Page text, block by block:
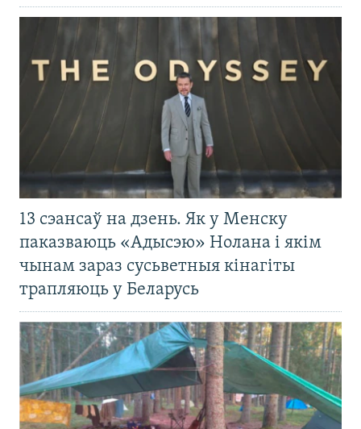
13 сэансаў на дзень. Як у Менску
паказваюць «Адысэю» Нолана і якім
чынам зараз сусьветныя кінагіты
трапляюць у Беларусь